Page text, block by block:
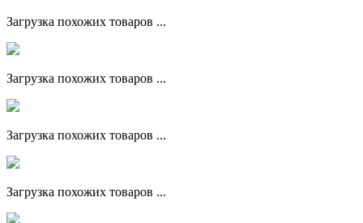
Загрузка похожих товаров ...
Загрузка похожих товаров ...
Загрузка похожих товаров ...
Загрузка похожих товаров ...